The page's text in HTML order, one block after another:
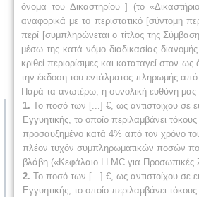
όνομα του Δικαστηρίου ] (το
αναφορικά με το περιστατικό [σύντομη
περί [συμπληρώνεται ο τίτλος της
μέσω της κατά νόμο διαδικασίας
κριθεί περιορίσιμες και καταταγεί στον
την έκδοση του εντάλματος πληρωμής
Παρά τα ανωτέρω, η συνολική ευθύνη μας
1. Το ποσό των [...] €, ως αντιστοίχου σε
Εγγυητικής, το οποίο περιλαμβάνει
προσαυξημένο κατά 4% από τον χρόνο του
πλέον τυχόν συμπληρωματικών ποσών
βλάβη («Κεφάλαιο LLMC για Προσωπικές
2. Το ποσό των [...] €, ως αντιστοίχου σε
Εγγυητικής, το οποίο περιλαμβάνει